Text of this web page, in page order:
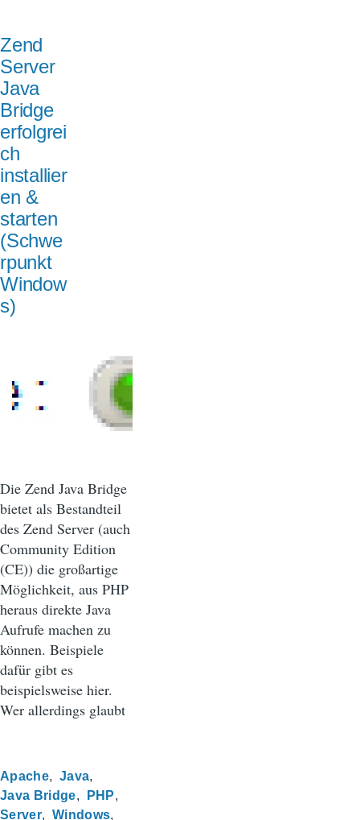
Zend
Server
Java
Bridge
erfolgrei
ch
installier
en &
starten
(Schwe
rpunkt
Window
s)
Die Zend Java Bridge
bietet als Bestandteil
des Zend Server (auch
Community Edition
(CE)) die großartige
Möglichkeit, aus PHP
heraus direkte Java
Aufrufe machen zu
können. Beispiele
dafür gibt es
beispielsweise hier.
Wer allerdings glaubt
Apache
Java
Java Bridge
PHP
Server
Windows